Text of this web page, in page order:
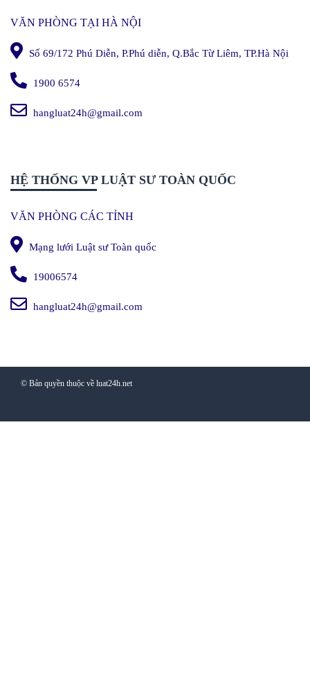
VĂN PHÒNG TẠI HÀ NỘI
Số 69/172 Phú Diễn, P.Phú diễn, Q.Bắc Từ Liêm, TP.Hà Nội
1900 6574
hangluat24h@gmail.com
HỆ THỐNG VP LUẬT SƯ TOÀN QUỐC
VĂN PHÒNG CÁC TỈNH
Mạng lưới Luật sư Toàn quốc
19006574
hangluat24h@gmail.com
© Bản quyền thuộc về luat24h.net